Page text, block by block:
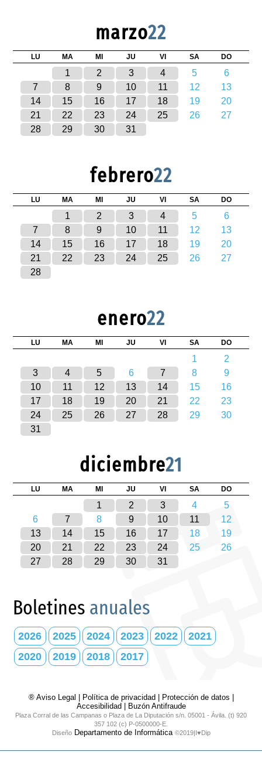
marzo22
LU MA MI JU VI SA DO
1 2 3 4 5
6
7
8 9 10 11 12
13
14
15 16 17 18 19
20
21
22 23 24 25 26
27
28
29 30 31
febrero22
LU MA MI JU VI SA DO
1 2 3 4 5
6
7
8 9 10 11 12
13
14
15 16 17 18 19
20
21
22 23 24 25 26
27
28
enero22
LU MA MI JU VI SA DO
1
2
3
4 5 6 7 8
9
10
11 12 13 14 15
16
17
18 19 20 21 22
23
24
25 26 27 28 29
30
31
diciembre21
LU MA MI JU VI SA DO
1 2 3 4
5
6
7 8 9 10 11
12
13
14 15 16 17 18
19
20
21 22 23 24 25
26
27
28 29 30 31
Boletines anuales
2026 2025 2024 2023 2022
2021
2020
2019 2018 2017
® Aviso Legal Política de privacidad Protección de datos
Accesibilidad
Buzón Antifraude
Plaza Corral de las Campanas o Plaza de La Diputación s/n. 05001 - Ávila. (t) 920
357 102 (c) P-0500000-E.
DiseñoDepartamento de Informática ©2019|I♥Dip